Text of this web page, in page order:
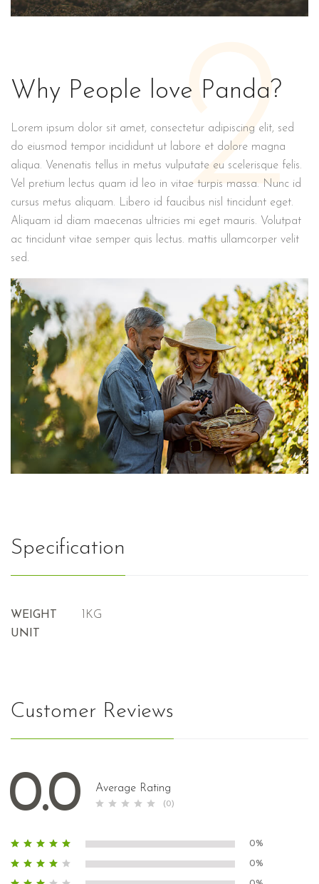
2
Why People love Panda?
Lorem ipsum dolor sit amet, consectetur adipiscing elit, sed
do eiusmod tempor incididunt ut labore et dolore magna
aliqua. Venenatis tellus in metus vulputate eu scelerisque felis.
Vel pretium lectus quam id leo in vitae turpis massa. Nunc id
cursus metus aliquam. Libero id faucibus nisl tincidunt eget.
Aliquam id diam maecenas ultricies mi eget mauris. Volutpat
ac tincidunt vitae semper quis lectus. mattis ullamcorper velit
sed.
Specification
WEIGHT
UNIT
1KG
Customer Reviews
0.0 Average Rating
(0)
0%
0%